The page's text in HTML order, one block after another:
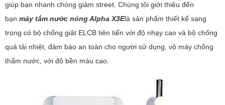
giúp bạn nhanh chóng giảm street. Chúng tôi giới thiệu đến
bạn máy tắm nước nóng Alpha X3Elà sản phẩm thiết kế sang
trọng có bộ chống giật ELCB tiên tiến với độ nhạy cao và bộ chống
quá tải nhiệt, đảm bảo an toàn cho người sử dụng, vỏ máy chống
thấm nước, với độ bền màu cao.